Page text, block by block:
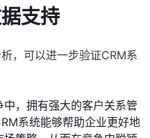
支持
，可以进一步验证CRM系
中，拥有强大的客户关系管
系统能够帮助企业更好地